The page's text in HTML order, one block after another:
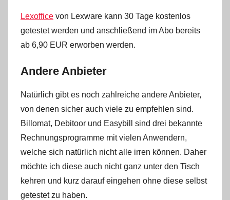
Lexoffice von Lexware kann 30 Tage kostenlos
getestet werden und anschließend im Abo bereits
ab 6,90 EUR erworben werden.
Andere Anbieter
Natürlich gibt es noch zahlreiche andere Anbieter,
von denen sicher auch viele zu empfehlen sind.
Billomat, Debitoor und Easybill sind drei bekannte
Rechnungsprogramme mit vielen Anwendern,
welche sich natürlich nicht alle irren können. Daher
möchte ich diese auch nicht ganz unter den Tisch
kehren und kurz darauf eingehen ohne diese selbst
getestet zu haben.